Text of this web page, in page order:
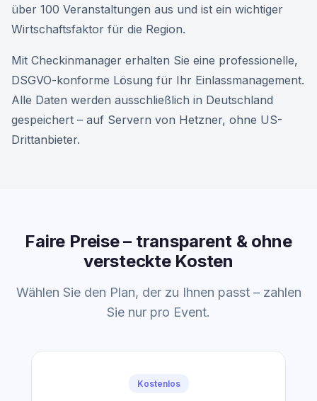
über 100 Veranstaltungen aus und ist ein wichtiger
Wirtschaftsfaktor für die Region.
Mit Checkinmanager erhalten Sie eine professionelle,
DSGVO-konforme Lösung für Ihr Einlassmanagement.
Alle Daten werden ausschließlich in Deutschland
gespeichert – auf Servern von Hetzner, ohne US-
Drittanbieter.
Faire Preise – transparent & ohne
versteckte Kosten
Wählen Sie den Plan, der zu Ihnen passt – zahlen
Sie nur pro Event.
Kostenlos